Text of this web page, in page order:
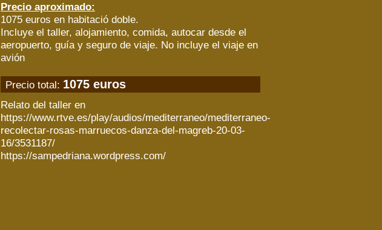
Precio aproximado:
1075 euros en habitació doble.
Incluye el taller, alojamiento, comida, autocar desde el
aeropuerto, guía y seguro de viaje. No incluye el viaje en
avión
Precio total: 1075 euros
Relato del taller en
https://www.rtve.es/play/audios/mediterraneo/mediterraneo-
recolectar-rosas-marruecos-danza-del-magreb-20-03-
16/3531187/
https://sampedriana.wordpress.com/